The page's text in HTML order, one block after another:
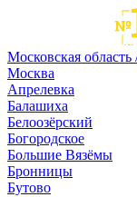
Московская
Москва
Апрелевка
Балашиха
Белоозёрский
Богородское
Большие Вязёмы
Бронницы
Бутово